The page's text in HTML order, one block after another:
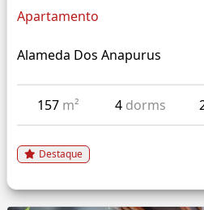
Apartamento
Alameda Dos Anapurus
157 m² 4 dorms
Destaque